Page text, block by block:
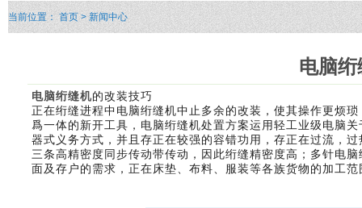
当前位置： 首页> 新闻中心
电脑
电脑绗缝机的改装技巧
正在绗缝进程中电脑绗缝机中止多余的改装，使其操作更烦
爲一体的新开工具，电脑绗缝机处置方案运用轻工业级电脑
器式义务方式，并且存正在较强的容错功用，存正在过流，
三条高精密度同步传动带传动，因此绗缝精密度高；多针电
面及存户的需求，正在床垫、布料、服装等各族货物的加工